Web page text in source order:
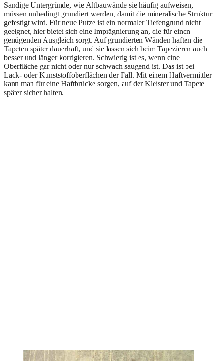
Sandige Untergründe, wie Altbauwände sie häufig aufweisen,
müssen unbedingt grundiert werden, damit die mineralische Struktur
gefestigt wird. Für neue Putze ist ein normaler Tiefengrund nicht
geeignet, hier bietet sich eine Imprägnierung an, die für einen
genügenden Ausgleich sorgt. Auf grundierten Wänden haften die
Tapeten später dauerhaft, und sie lassen sich beim Tapezieren auch
besser und länger korrigieren. Schwierig ist es, wenn eine
Oberfläche gar nicht oder nur schwach saugend ist. Das ist bei
Lack- oder Kunststoffoberflächen der Fall. Mit einem Haftvermittler
kann man für eine Haftbrücke sorgen, auf der Kleister und Tapete
später sicher halten.